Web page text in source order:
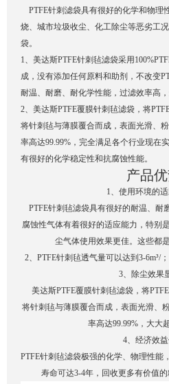
PTFE针刺滤袋具有很好的化学和物理
烧、城市垃圾收尘、化工除尘等恶劣工
袋。
1、美达斯PTFE针刺毡滤袋采用
成，没有添加任何原料和助剂，不改变
耐温、耐磨、耐化学性能，过滤效率高
2、美达斯PTFE覆膜针刺毡滤袋，将
将针刺毡与薄膜覆合而成，表面光滑、
率高达99.99%，完全满足各个行业现在
有很好的化学稳定性和抗腐蚀性能。
产品
1、使用环境的适
PTFE针刺毡滤袋具有很好的耐温、耐
腐蚀性气体有着很好的适应能力，特别
尘气体使用效果更佳。这些都
2、PTFE针刺毡透气量可以达到3-6m³/
3、除尘效果
美达斯PTFE覆膜针刺毡滤袋，将
将针刺毡与薄膜覆合而成，表面光滑、
率高达99.99%，大大
4、经济效益
PTFE针刺毡滤袋极强的化学、物理性能
寿命可达3-4年，回收更多有价值的